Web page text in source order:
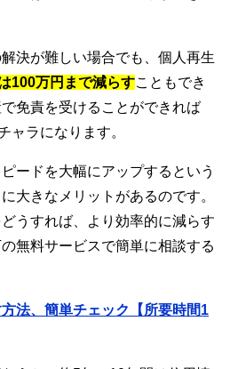
決が難しい場合でも、個人再生
100万円まで減らすこともでき
免責を受けることができれば
ャラになります。
ードを大幅にアップするという
大きなメリットがあるのです。
うすれば、より効率的に減らす
無料サービスで簡単に相談する
法、簡単チェック【所要時間1